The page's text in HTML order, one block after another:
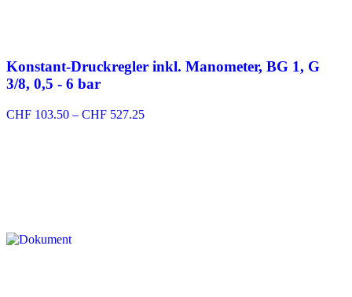
Konstant-Druckregler inkl. Manometer, BG 1, G
3/8, 0,5 - 6 bar
CHF 103.50 – CHF 527.25Preisspanne: